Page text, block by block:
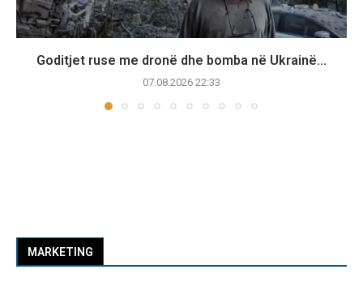
Goditjet ruse me dronë dhe bomba në Ukrainë...
07.08.2026 22:33
MARKETING